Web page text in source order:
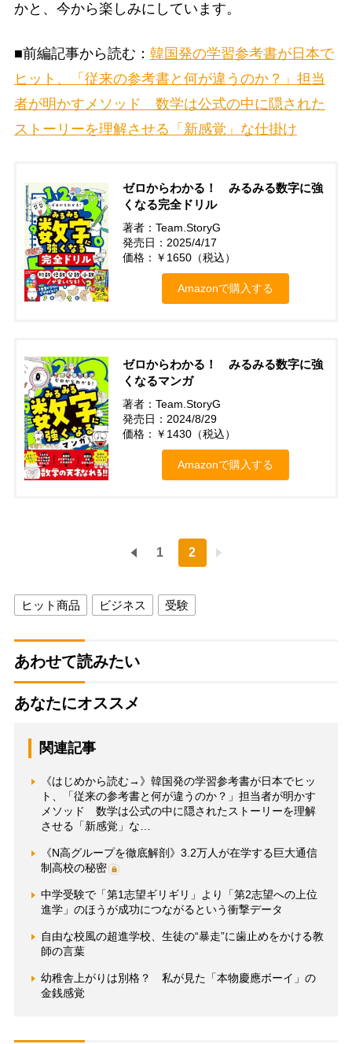
かと、今から楽しみにしています。
■前編記事から読む： 韓国発の学習参考書が日本で
ヒット、「従来の参考書と何が違うのか？」担当
者が明かすメソッド 数学は公式の中に隠された
ストーリーを理解させる「新感覚」な仕掛け
ゼロからわかる！ みるみる数字に強
くなる完全ドリル
著者：Team.StoryG
発売日：2025/4/17
価格：￥1650（税込）
Amazonで購入する
ゼロからわかる！ みるみる数字に強
くなるマンガ
著者：Team.StoryG
発売日：2024/8/29
価格：￥1430（税込）
Amazonで購入する
1 2
ヒット商品 ビジネス 受験
あわせて読みたい
あなたにオススメ
関連記事
《はじめから読む→》韓国発の学習参考書が日本でヒッ
ト、「従来の参考書と何が違うのか？」担当者が明かす
メソッド 数学は公式の中に隠されたストーリーを理解
させる「新感覚」な…
《N高グループを徹底解剖》3.2万人が在学する巨大通信
制高校の秘密
中学受験で「第1志望ギリギリ」より「第2志望への上位
進学」のほうが成功につながるという衝撃データ
自由な校風の超進学校、生徒の“暴走”に歯止めをかける教
師の言葉
幼稚舎上がりは別格？ 私が見た「本物慶應ボーイ」の
金銭感覚